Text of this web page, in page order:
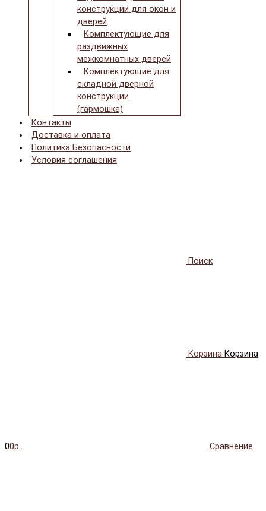
конструкции для окон и
дверей
Комплектующие для
раздвижных
межкомнатных дверей
Комплектующие для
складной дверной
конструкции
(гармошка)
Контакты
Доставка и оплата
Политика Безопасности
Условия соглашения
Поиск
Корзина Корзина
00р. Сравнение